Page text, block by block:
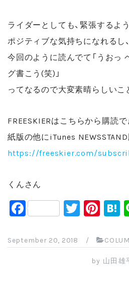
ライダーとしても、緊張するよ
ポジティブな気持ちになれるし、
今回のように読んでて「うおっ
グ書こう(笑)」
ってなるので大変素晴らしいこ
FREESKIERはこちらから購読で
紙版の他にiTunes
https://freeskier.com/
くんさん
F
a
c
T
wi
tt
er
Pi
nt
er
e
e
n
September 20, 2018 /
by 山田雄